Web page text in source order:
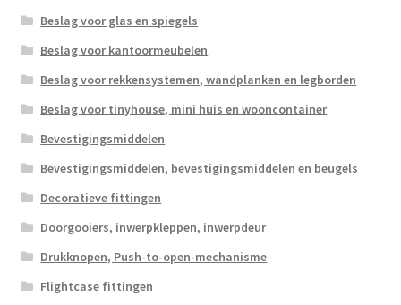
Beslag voor glas en spiegels
Beslag voor kantoormeubelen
Beslag voor rekkensystemen, wandplanken en legborden
Beslag voor tinyhouse, mini huis en wooncontainer
Bevestigingsmiddelen
Bevestigingsmiddelen, bevestigingsmiddelen en beugels
Decoratieve fittingen
Doorgooiers, inwerpkleppen, inwerpdeur
Drukknopen, Push-to-open-mechanisme
Flightcase fittingen